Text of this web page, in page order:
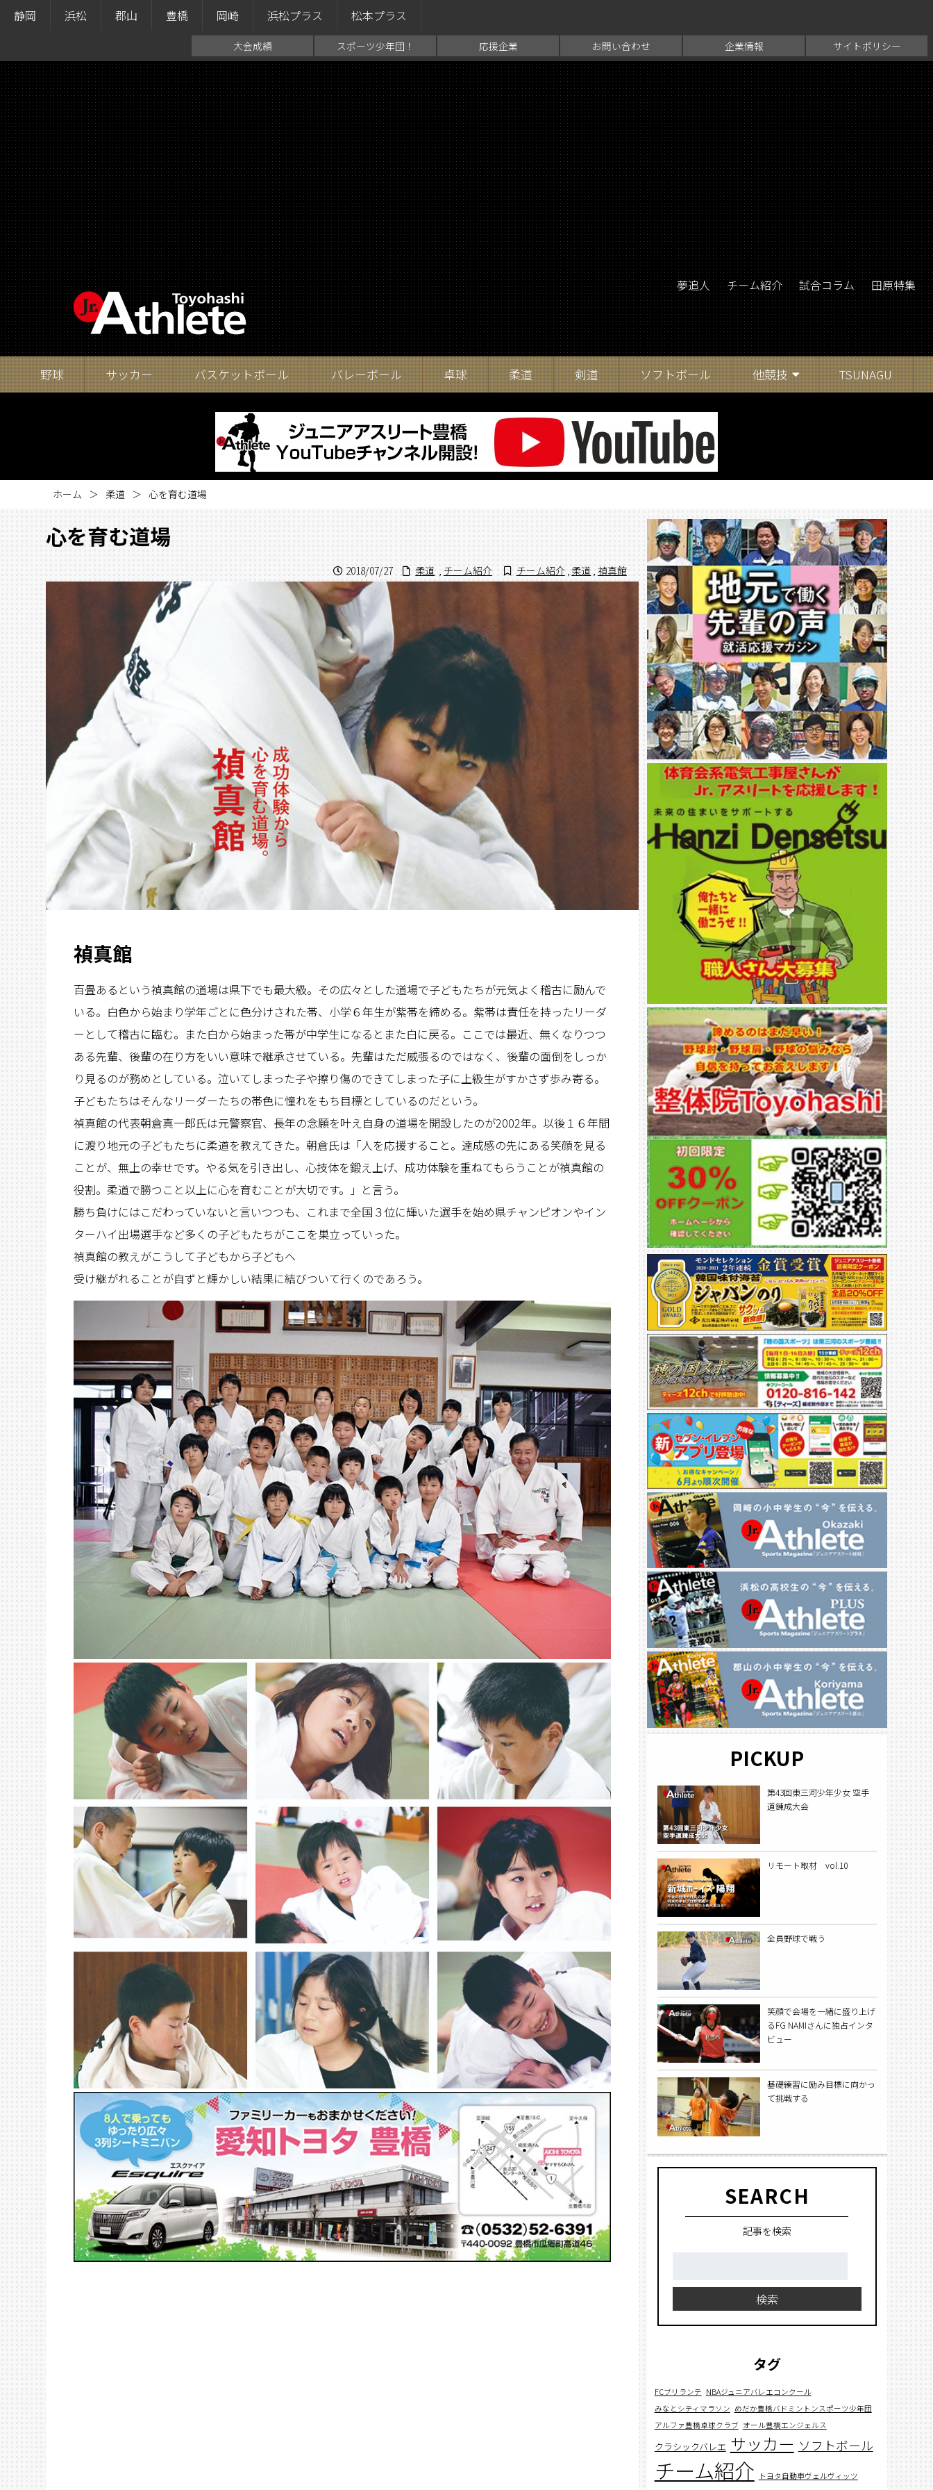
静岡 浜松 郡山 豊橋 岡崎 浜松プラス 松本プラス
大会成績 スポーツ少年団！ 応援企業 お問い合わせ 企業情報 サイトポリシー
夢追人 チーム紹介 試合コラム 田原特集
野球 サッカー バスケットボール バレーボール 卓球 柔道 剣道 ソフトボール 他競技 TSUNAGU
ホーム 柔道 心を育む道場
心を育む道場
2018/07/27 柔道 , チーム紹介 チーム紹介 , 柔道 , 禎真館
禎真館
百畳あるという禎真館の道場は県下でも最大級。その広々とした道場で子どもたちが元気よく稽古に励んで
いる。白色から始まり学年ごとに色分けされた帯、小学６年生が紫帯を締める。紫帯は責任を持ったリーダ
ーとして稽古に臨む。また白から始まった帯が中学生になるとまた白に戻る。ここでは最近、無くなりつつ
ある先輩、後輩の在り方をいい意味で継承させている。先輩はただ威張るのではなく、後輩の面倒をしっか
り見るのが務めとしている。泣いてしまった子や擦り傷のできてしまった子に上級生がすかさず歩み寄る。
子どもたちはそんなリーダーたちの帯色に憧れをもち目標としているのだという。
禎真館の代表朝倉真一郎氏は元警察官、長年の念願を叶え自身の道場を開設したのが2002年。以後１６年間
に渡り地元の子どもたちに柔道を教えてきた。朝倉氏は「人を応援すること。達成感の先にある笑顔を見る
ことが、無上の幸せです。やる気を引き出し、心技体を鍛え上げ、成功体験を重ねてもらうことが禎真館の
役割。柔道で勝つこと以上に心を育むことが大切です。」と言う。
勝ち負けにはこだわっていないと言いつつも、これまで全国３位に輝いた選手を始め県チャンピオンやイン
ターハイ出場選手など多くの子どもたちがここを巣立っていった。
禎真館の教えがこうして子どもから子どもへ
受け継がれることが自ずと輝かしい結果に結びついて行くのであろう。
PICKUP
第43回東三河少年少女 空手
道錬成大会
リモート取材 vol.10
全員野球で戦う
笑顔で会場を一緒に盛り上げ
るFG NAMIさんに独占インタ
ビュー
基礎練習に励み目標に向かっ
て挑戦する
SEARCH
記事を検索
検索
タグ
FCブリランテ NBAジュニアバレエコンクール
みなとシティマラソン めだか豊橋バドミントンスポーツ少年団
アルファ豊橋卓球クラブ オール豊橋エンジェルス
クラシックバレエ サッカー ソフトボール
チーム紹介 トヨタ自動車ヴェルヴィッツ